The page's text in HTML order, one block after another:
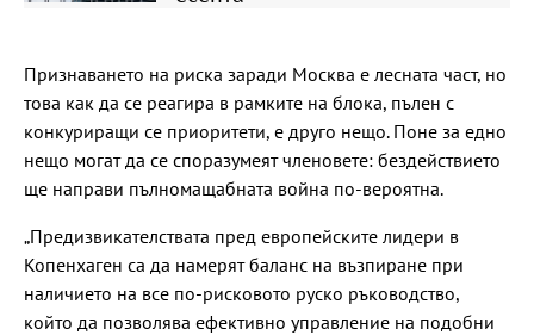
Признаването на риска заради Москва е лесната част, но
това как да се реагира в рамките на блока, пълен с
конкуриращи се приоритети, е друго нещо. Поне за едно
нещо могат да се споразумеят членовете: бездействието
ще направи пълномащабната война по-вероятна.
„Предизвикателствата пред европейските лидери в
Копенхаген са да намерят баланс на възпиране при
наличието на все по-рисковото руско ръководство,
който да позволява ефективно управление на подобни